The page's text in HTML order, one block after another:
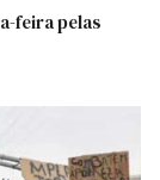
feira pelas